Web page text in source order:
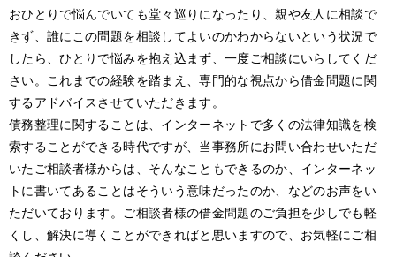
おひとりで悩んでいても堂々巡りになったり、親や友人に相談で
きず、誰にこの問題を相談してよいのかわからないという状況で
したら、ひとりで悩みを抱え込まず、一度ご相談にいらしてくだ
さい。これまでの経験を踏まえ、専門的な視点から借金問題に関
するアドバイスさせていただきます。
債務整理に関することは、インターネットで多くの法律知識を検
索することができる時代ですが、当事務所にお問い合わせいただ
いたご相談者様からは、そんなこともできるのか、インターネッ
トに書いてあることはそういう意味だったのか、などのお声をい
ただいております。ご相談者様の借金問題のご負担を少しでも軽
くし、解決に導くことができればと思いますので、お気軽にご相